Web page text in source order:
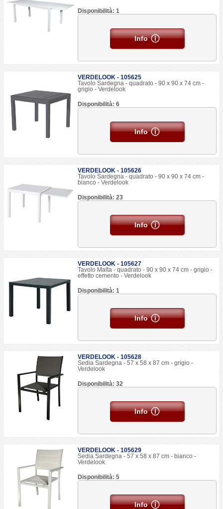
Disponibilità: 1
Info
VERDELOOK - 105625
Tavolo Sardegna - quadrato - 90 x 90 x 74 cm -
grigio - Verdelook
Disponibilità: 6
Info
VERDELOOK - 105626
Tavolo Sardegna - quadrato - 90 x 90 x 74 cm -
bianco - Verdelook
Disponibilità: 23
Info
VERDELOOK - 105627
Tavolo Malta - quadrato - 90 x 90 x 74 cm - grigio -
effetto cemento - Verdelook
Disponibilità: 1
Info
VERDELOOK - 105628
Sedia Sardegna - 57 x 58 x 87 cm - grigio -
Verdelook
Disponibilità: 32
Info
VERDELOOK - 105629
Sedia Sardegna - 57 x 58 x 87 cm - bianco -
Verdelook
Disponibilità: 5
Info